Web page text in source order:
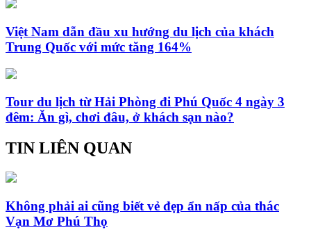
Việt Nam dẫn đầu xu hướng du lịch của khách
Trung Quốc với mức tăng 164%
Tour du lịch từ Hải Phòng đi Phú Quốc 4 ngày 3
đêm: Ăn gì, chơi đâu, ở khách sạn nào?
TIN LIÊN QUAN
Không phải ai cũng biết vẻ đẹp ẩn nấp của thác
Vạn Mơ Phú Thọ